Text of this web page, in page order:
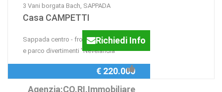
3 Vani borgata Bach, SAPPADA
Casa CAMPETTI
Sappada centro - fronte campetti di sci
e parco divertimenti "Nevelandia"
Richiedi Info
Agenzia:CO.RI.Immobiliare
€ 220.000